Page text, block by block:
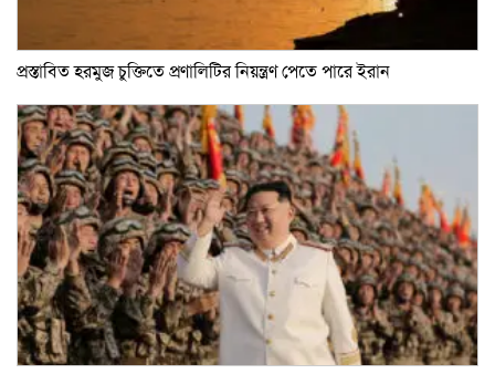
প্রস্তাবিত হরমুজ চুক্তিতে প্রণালিটির নিয়ন্ত্রণ পেতে পারে ইরান